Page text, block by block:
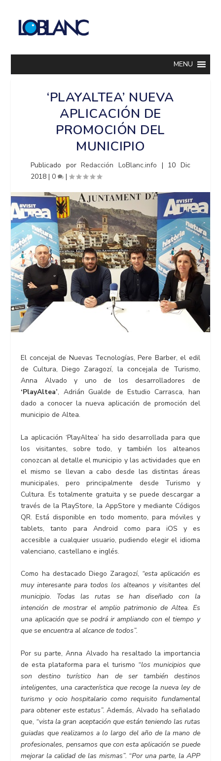
MENU
‘PLAYALTEA’ NUEVA
APLICACIÓN DE
PROMOCIÓN DEL
MUNICIPIO
Publicado porRedacción LoBlanc.info | 10 Dic
2018 |0 |
El concejal de Nuevas Tecnologías, Pere Barber, el edil
de Cultura, Diego Zaragozí, la concejala de Turismo,
Anna Alvado y uno de los desarrolladores de
‘PlayAltea’, Adrián Gualde de Estudio Carrasca, han
dado a conocer la nueva aplicación de promoción del
municipio de Altea.
La aplicación ‘PlayAltea’ ha sido desarrollada para que
los visitantes, sobre todo, y también los alteanos
conozcan al detalle el municipio y las actividades que en
el mismo se llevan a cabo desde las distintas áreas
municipales, pero principalmente desde Turismo y
Cultura. Es totalmente gratuita y se puede descargar a
través de la PlayStore, la AppStore y mediante Códigos
QR. Está disponible en todo momento, para móviles y
tablets, tanto para Android como para iOS y es
accesible a cualquier usuario, pudiendo elegir el idioma
valenciano, castellano e inglés.
Como ha destacado Diego Zaragozí, “esta aplicación es
muy interesante para todos los alteanos y visitantes del
municipio. Todas las rutas se han diseñado con la
intención de mostrar el amplio patrimonio de Altea. Es
una aplicación que se podrá ir ampliando con el tiempo y
que se encuentra al alcance de todos”.
Por su parte, Anna Alvado ha resaltado la importancia
de esta plataforma para el turismo “los municipios que
son destino turístico han de ser también destinos
inteligentes, una característica que recoge la nueva ley de
turismo y ocio hospitalario como requisito fundamental
para obtener este estatus”. Además, Alvado ha señalado
que, “vista la gran aceptación que están teniendo las rutas
guiadas que realizamos a lo largo del año de la mano de
profesionales, pensamos que con esta aplicación se puede
mejorar la calidad de las mismas”. “Por una parte, la APP